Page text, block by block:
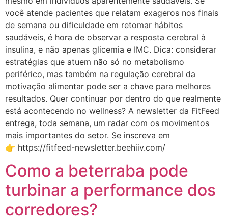
você atende pacientes que relatam exageros nos finais
de semana ou dificuldade em retomar hábitos
saudáveis, é hora de observar a resposta cerebral à
insulina, e não apenas glicemia e IMC. Dica: considerar
estratégias que atuem não só no metabolismo
periférico, mas também na regulação cerebral da
motivação alimentar pode ser a chave para melhores
resultados. Quer continuar por dentro do que realmente
está acontecendo no wellness? A newsletter da FitFeed
entrega, toda semana, um radar com os movimentos
mais importantes do setor. Se inscreva em
👉 https://fitfeed-newsletter.beehiiv.com/
Como a beterraba pode
turbinar a performance dos
corredores?